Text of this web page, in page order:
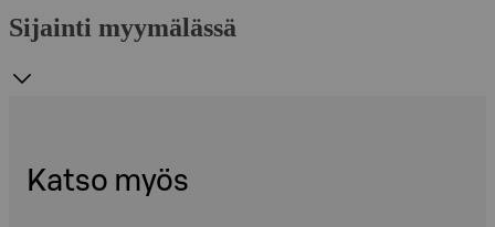
Sijainti myymälässä
Katso myös